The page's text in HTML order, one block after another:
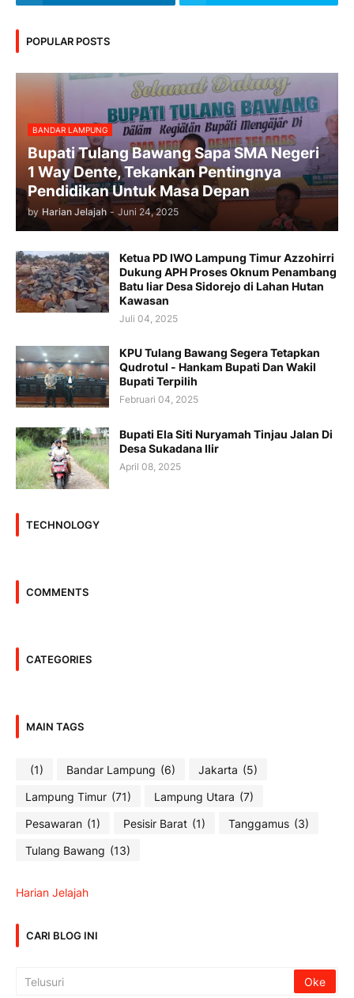
POPULAR POSTS
BANDAR LAMPUNG
Bupati Tulang Bawang Sapa SMA Negeri
1 Way Dente, Tekankan Pentingnya
Pendidikan Untuk Masa Depan
by Harian Jelajah - Juni 24, 2025
Ketua PD IWO Lampung Timur Azzohirri
Dukung APH Proses Oknum Penambang
Batu liar Desa Sidorejo di Lahan Hutan
Kawasan
Juli 04, 2025
KPU Tulang Bawang Segera Tetapkan
Qudrotul - Hankam Bupati Dan Wakil
Bupati Terpilih
Februari 04, 2025
Bupati Ela Siti Nuryamah Tinjau Jalan Di
Desa Sukadana Ilir
April 08, 2025
TECHNOLOGY
COMMENTS
CATEGORIES
MAIN TAGS
(1) Bandar Lampung (6) Jakarta (5)
Lampung Timur (71) Lampung Utara (7)
Pesawaran (1) Pesisir Barat (1) Tanggamus (3)
Tulang Bawang (13)
Harian Jelajah
CARI BLOG INI